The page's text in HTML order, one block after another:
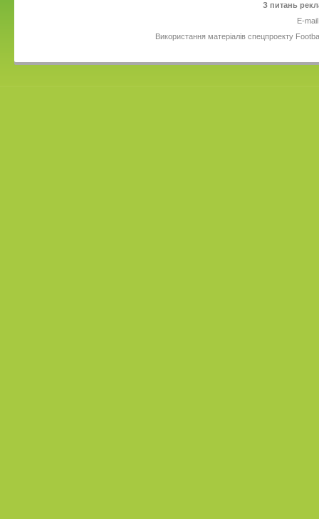
З питань
E-
Використання матеріалів спецпроекту